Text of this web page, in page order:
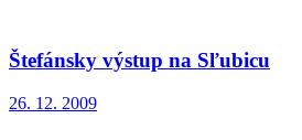
Štefánsky výstup na Sľubicu
26. 12. 2009